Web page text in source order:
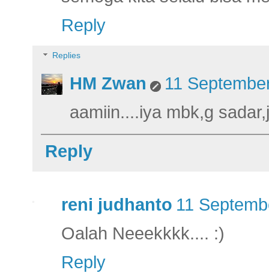
Reply
Replies
HM Zwan
11
aamiin....iya mbk,g
Reply
reni judhanto 11
Oalah Neeekkkk.... :)
Reply